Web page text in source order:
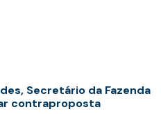
Secretário da Fazenda
contraproposta